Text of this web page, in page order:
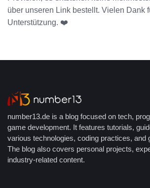
über unseren Link bestellt. Vielen Dank
Unterstützung. ❤️
number13.de is a blog focused on tech,
game development. It features tutorials,
various technologies, coding practices, and
The blog also covers personal projects,
industry-related content.